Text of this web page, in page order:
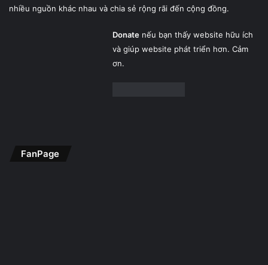
nhiều nguồn khác nhau và chia sẻ rộng rãi đến cộng đồng.
Donatenếu bạn thấy website hữu ích
và giúp website phát triển hơn. Cảm
ơn.
FanPage